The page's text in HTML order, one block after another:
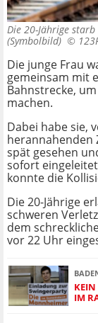
Die 20-Jährige
(Symbolbild) ©
Die junge Frau
gemeinsam mit
Bahnstrecke,
machen.
Dabei habe sie,
herannahenden
spät gesehen
sofort
konnte die
Die 20-Jährige
schweren
dem
vor 22 Uhr
KEIN
M